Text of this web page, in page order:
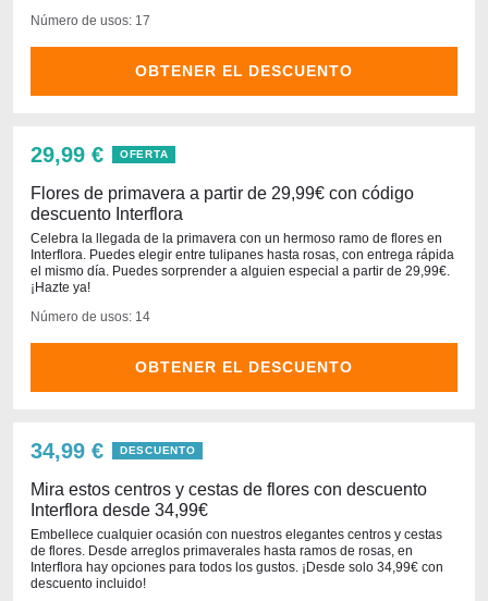
Número de usos: 17
OBTENER EL DESCUENTO
29,99 € OFERTA
Flores de primavera a partir de 29,99€ con código
descuento Interflora
Celebra la llegada de la primavera con un hermoso ramo de flores en
Interflora. Puedes elegir entre tulipanes hasta rosas, con entrega rápida
el mismo día. Puedes sorprender a alguien especial a partir de 29,99€.
¡Hazte ya!
Número de usos: 14
OBTENER EL DESCUENTO
34,99 € DESCUENTO
Mira estos centros y cestas de flores con descuento
Interflora desde 34,99€
Embellece cualquier ocasión con nuestros elegantes centros y cestas
de flores. Desde arreglos primaverales hasta ramos de rosas, en
Interflora hay opciones para todos los gustos. ¡Desde solo 34,99€ con
descuento incluido!